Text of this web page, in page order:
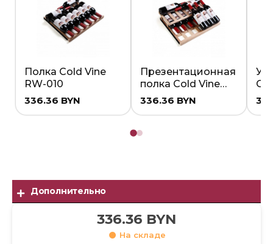
Полка Cold Vine
RW-010
336.36 BYN
Презентационная
полка Cold Vine
RW-030
336.36 BYN
Дополнительно
336.36 BYN
На складе